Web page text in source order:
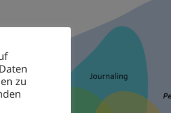
zu